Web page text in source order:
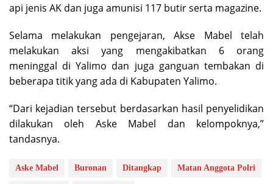
api jenis AK dan juga amunisi 117 butir serta magazine.
Selama melakukan pengejaran, Akse Mabel telah
melakukan aksi yang mengakibatkan 6 orang
meninggal di Yalimo dan juga ganguan tembakan di
beberapa titik yang ada di Kabupaten Yalimo.
“Dari kejadian tersebut berdasarkan hasil penyelidikan
dilakukan oleh Aske Mabel dan kelompoknya,”
tandasnya.
Aske Mabel Buronan Ditangkap Matan Anggota Polri